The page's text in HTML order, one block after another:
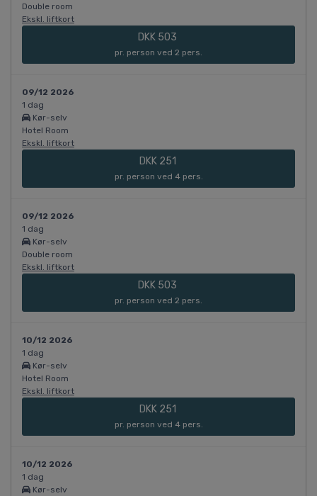
Double room
Ekskl. liftkort
DKK 503
pr. person ved 2 pers.
09/12 2026
1 dag
Kør-selv
Hotel Room
Ekskl. liftkort
DKK 251
pr. person ved 4 pers.
09/12 2026
1 dag
Kør-selv
Double room
Ekskl. liftkort
DKK 503
pr. person ved 2 pers.
10/12 2026
1 dag
Kør-selv
Hotel Room
Ekskl. liftkort
DKK 251
pr. person ved 4 pers.
10/12 2026
1 dag
Kør-selv